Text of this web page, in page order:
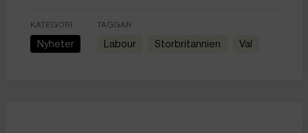
KATEGORI
Nyheter
TAGGAR
Labour Storbritannien val